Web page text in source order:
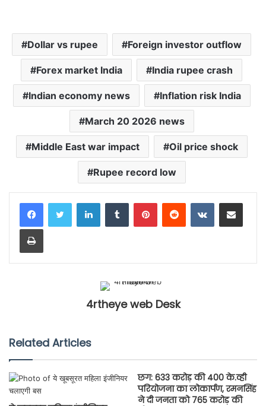
Dollar vs rupee Foreign investor outflow
Forex market India India rupee crash
Indian economy news Inflation risk India
March 20 2026 news
Middle East war impact Oil price shock
Rupee record low
LinkedInTumblr PinterestReddit VKontakteShare via Email
Print
4rtheye web Desk
Related Articles
छग: 633 करोड़ की 400 के.व्ही
परियोजना का लोकार्पण, रमनसिंह
ने दी जनता को 765 करोड़ की